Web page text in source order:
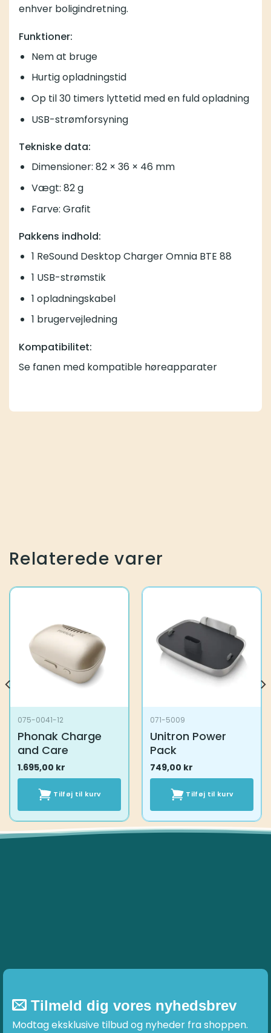
enhver boligindretning.
Funktioner:
Nem at bruge
Hurtig opladningstid
Op til 30 timers lyttetid med en fuld opladning
USB-strømforsyning
Tekniske data:
Dimensioner: 82 × 36 × 46 mm
Vægt: 82 g
Farve: Grafit
Pakkens indhold:
1 ReSound Desktop Charger Omnia BTE 88
1 USB-strømstik
1 opladningskabel
1 brugervejledning
Kompatibilitet:
Se fanen med kompatible høreapparater
Relaterede varer
075-0041-12
Phonak Charge
and Care
1.695,00 kr
Tilføj til kurv
071-5009
Unitron Power
Pack
749,00 kr
Tilføj til kurv
Tilmeld dig vores nyhedsbrev
Modtag eksklusive tilbud og nyheder fra shoppen.